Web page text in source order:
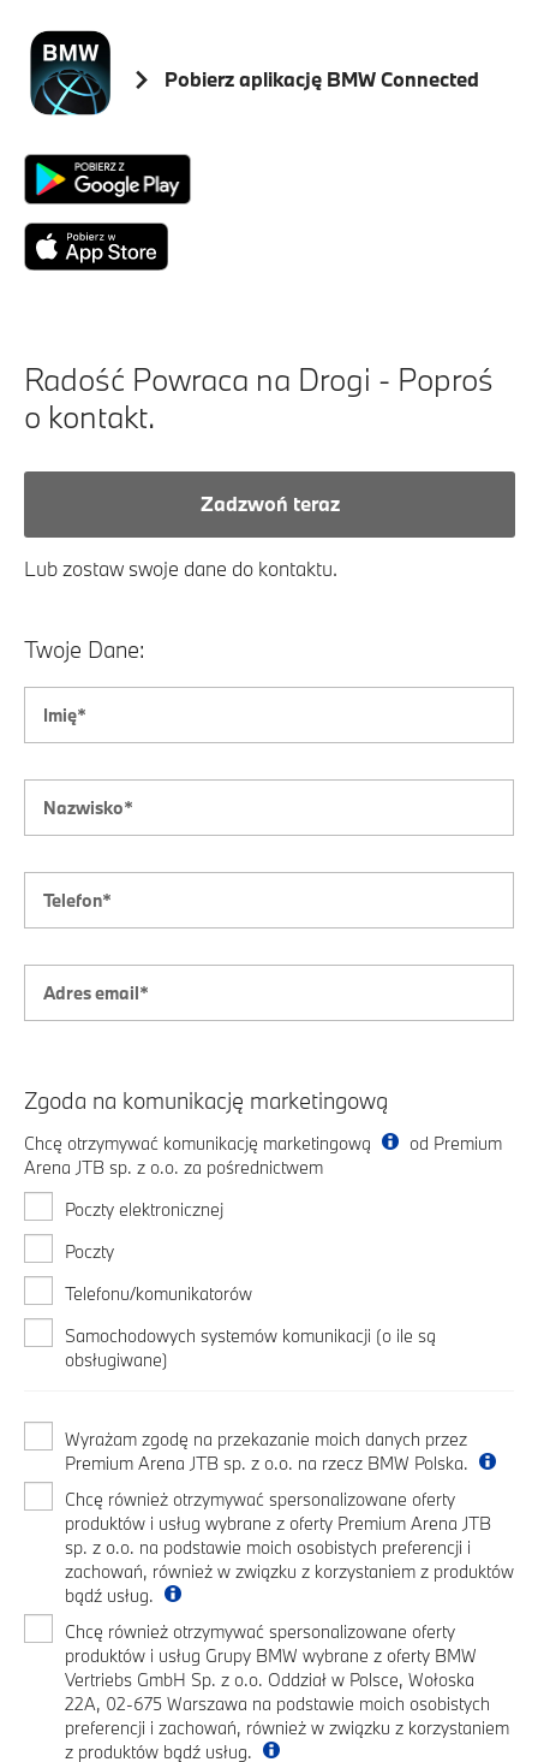
Pobierz aplikację BMW Connected
Radość Powraca na Drogi - Poproś
o kontakt.
Zadzwoń teraz
Lub zostaw swoje dane do kontaktu.
Twoje Dane:
Zgoda na komunikację marketingową
Chcę otrzymywać komunikację marketingową
od Premium
Arena JTB sp. z o.o. za pośrednictwem
Poczty elektronicznej
Poczty
Telefonu/komunikatorów
Samochodowych systemów komunikacji (o ile są
obsługiwane)
Wyrażam zgodę na przekazanie moich danych przez
Premium Arena JTB sp. z o.o. na rzecz BMW Polska.
Chcę również otrzymywać spersonalizowane oferty
produktów i usług wybrane z oferty Premium Arena JTB
sp. z o.o. na podstawie moich osobistych preferencji i
zachowań, również w związku z korzystaniem z produktów
bądź usług.
Chcę również otrzymywać spersonalizowane oferty
produktów i usług Grupy BMW wybrane z oferty BMW
Vertriebs GmbH Sp. z o.o. Oddział w Polsce, Wołoska
22A, 02-675 Warszawa na podstawie moich osobistych
preferencji i zachowań, również w związku z korzystaniem
z produktów bądź usług.